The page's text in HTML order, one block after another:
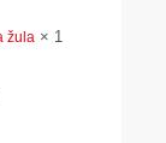
žula × 1